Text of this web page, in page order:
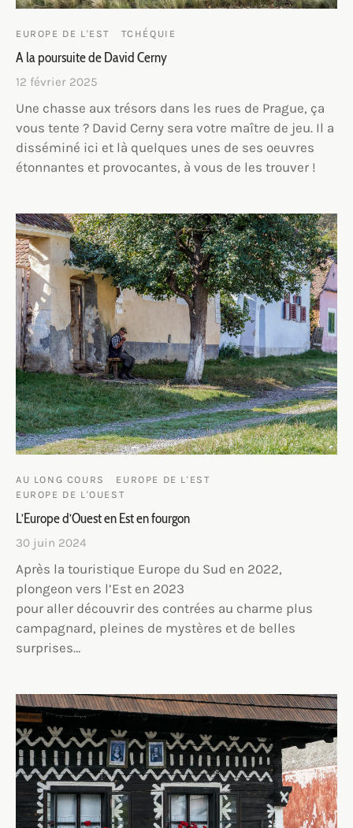
EUROPE DE L'EST TCHÉQUIE
A la poursuite de David Cerny
12 février 2025
Une chasse aux trésors dans les rues de Prague, ça
vous tente ? David Cerny sera votre maître de jeu. Il a
disséminé ici et là quelques unes de ses oeuvres
étonnantes et provocantes, à vous de les trouver !
AU LONG COURS
EUROPE DE L'EST
EUROPE DE L'OUEST
L’Europe d’Ouest en Est en fourgon
30 juin 2024
Après la touristique Europe du Sud en 2022,
plongeon vers l’Est en 2023
pour aller découvrir des contrées au charme plus
campagnard, pleines de mystères et de belles
surprises…